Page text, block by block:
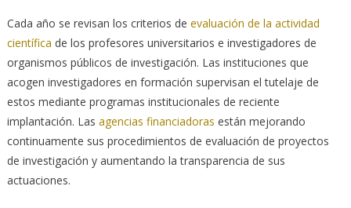
Cada año se revisan los criterios de evaluación de la actividad
científica de los profesores universitarios e investigadores de
organismos públicos de investigación. Las instituciones que
acogen investigadores en formación supervisan el tutelaje de
estos mediante programas institucionales de reciente
implantación. Las agencias financiadoras están mejorando
continuamente sus procedimientos de evaluación de proyectos
de investigación y aumentando la transparencia de sus
actuaciones.